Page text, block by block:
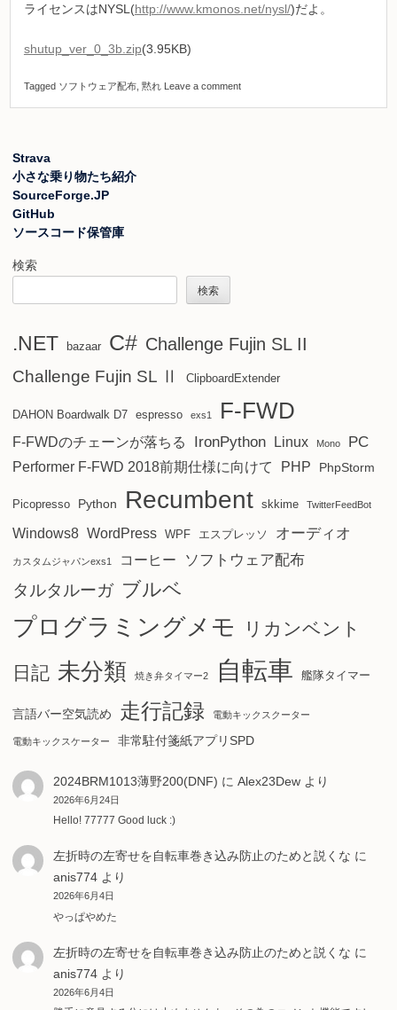
ライセンスはNYSL(http://www.kmonos.net/nysl/)だよ。
shutup_ver_0_3b.zip(3.95KB)
Tagged ソフトウェア配布, 黙れ Leave a comment
Strava
小さな乗り物たち紹介
SourceForge.JP
GitHub
ソースコード保管庫
検索
検索
.NET bazaar C# Challenge Fujin SL II
Challenge Fujin SL Ⅱ ClipboardExtender
DAHON Boardwalk D7 espresso exs1 F-FWD
F-FWDのチェーンが落ちる IronPython Linux Mono PC
Performer F-FWD 2018前期仕様に向けて PHP PhpStorm
Picopresso Python Recumbent skkime TwitterFeedBot
Windows8 WordPress WPF エスプレッソ オーディオ
カスタムジャパンexs1 コーヒー ソフトウェア配布
タルタルーガ ブルベ
プログラミングメモ リカンベント
日記 未分類 焼き弁タイマー2 自転車 艦隊タイマー
言語バー空気読め 走行記録 電動キックスクーター
電動キックスケーター 非常駐付箋紙アプリSPD
2024BRM1013薄野200(DNF) に Alex23Dewより
2026年6月24日
Hello! 77777 Good luck :)
左折時の左寄せを自転車巻き込み防止のためと説くな に
anis774より
2026年6月4日
やっぱやめた
左折時の左寄せを自転車巻き込み防止のためと説くな に
anis774より
2026年6月4日